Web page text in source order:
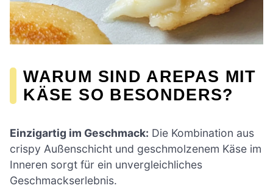
WARUM SIND AREPAS MIT
KÄSE SO BESONDERS?
Einzigartig im Geschmack: Die Kombination aus
crispy Außenschicht und geschmolzenem Käse im
Inneren sorgt für ein unvergleichliches
Geschmackserlebnis.